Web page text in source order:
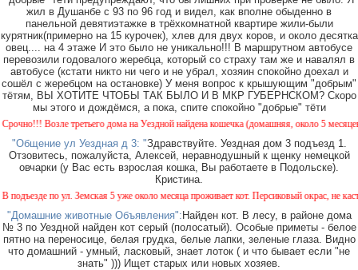
жил в Душанбе с 93 по 96 год и видел, как вполне обыденно в
панельной девятиэтажке в трёхкомнатной квартире жили-были
курятник(примерно на 15 курочек), хлев для двух коров, и около десятка
овец.... на 4 этаже И это было не уникально!!! В маршрутном автобусе
перевозили годовалого жеребца, который со страху там же и навалял в
автобусе (кстати никто ни чего и не убрал, хозяин спокойно доехал и
сошёл с жеребцом на остановке) У меня вопрос к крышующим "добрым"
тётям, ВЫ ХОТИТЕ ЧТОБЫ ТАК БЫЛО И В МКР ГУБЕРНСКОМ? Скоро
мы этого и дождёмся, а пока, спите спокойно "добрые" тёти
Возле третьего дома на Уездной найдена кошечка (домашняя, около 5 месяцев).
"Общение ул Уездная д 3: "Здравствуйте. Уездная дом 3 подъезд 1.
Отзовитесь, пожалуйста, Алексей, неравнодушный к щенку немецкой
овчарки (у Вас есть взрослая кошка, Вы работаете в Подольске).
Кристина.
по ул. Земская 5 уже около месяца проживает кот. Персиковый окрас, не
"Домашние животные Объявления": Найден кот. В лесу, в районе дома
№ 3 по Уездной найден кот серый (полосатый). Особые приметы - белое
пятно на переносице, белая грудка, белые лапки, зеленые глаза. Видно
что домашний - умный, ласковый, знает лоток ( и что бывает если "не
знать" ))) Ищет старых или новых хозяев.